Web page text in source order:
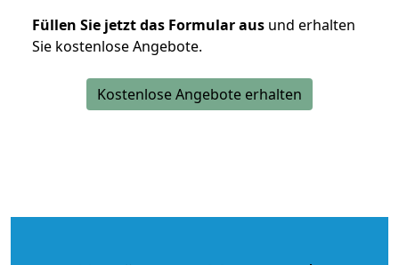
Füllen Sie jetzt das Formular aus und erhalten
Sie kostenlose Angebote.
Kostenlose Angebote erhalten